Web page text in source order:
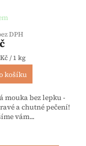
DPH
/ 1 kg
košíku
mouka bez lepku -
a chutné pečení!
vám...